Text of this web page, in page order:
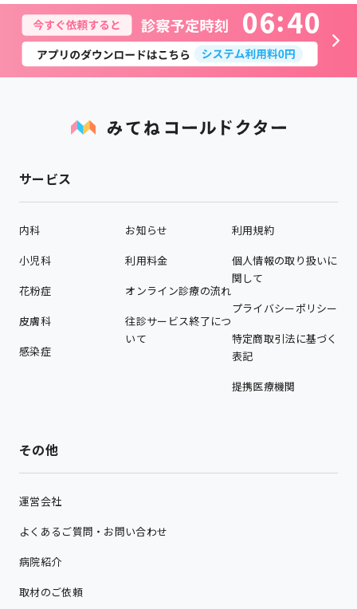
06 40
サービス
内科
小児科
花粉症
皮膚科
感染症
お知らせ
利用料金
オンライン診療の流れ
往診サービス終了につ
いて
利用規約
個人情報の取り扱いに
関して
プライバシーポリシー
特定商取引法に基づく
表記
提携医療機関
その他
運営会社
よくあるご質問・お問い合わせ
病院紹介
取材のご依頼